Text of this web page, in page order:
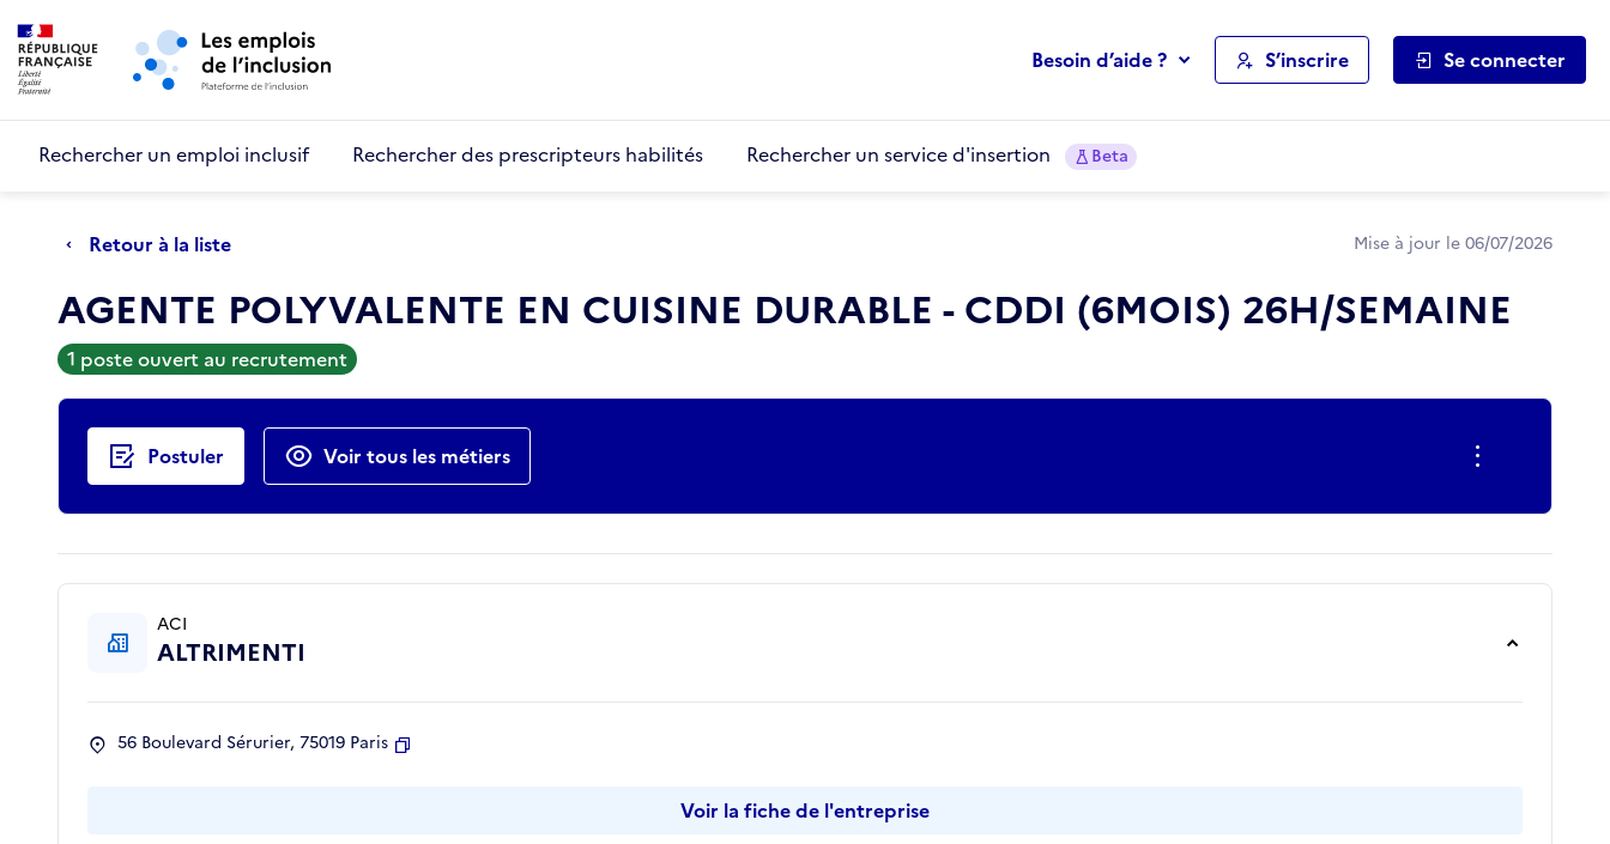
Aller au menu principal
Besoin d’aide ? S’inscrire Se connecter
Rechercher un emploi inclusif Rechercher des prescripteurs habilités Rechercher un service d'insertion Beta
Retour à la liste Mise à jour le 06/07/2026
AGENTE POLYVALENTE EN CUISINE DURABLE - CDDI (6MOIS) 26H/SEMAINE
1 poste ouvert au recrutement
Actions rapides
Postuler Voir tous les métiers
ACI
ALTRIMENTI
56 Boulevard Sérurier, 75019 Paris
Voir la fiche de l'entreprise